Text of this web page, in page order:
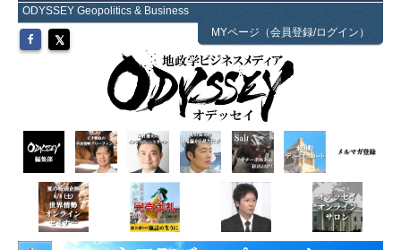
ODYSSEY Geopolitics & Business
MYページ（会員登録/ログイン）